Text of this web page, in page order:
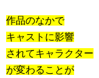
作品のなかで
キャストに影響
されてキャラクター
が変わることが